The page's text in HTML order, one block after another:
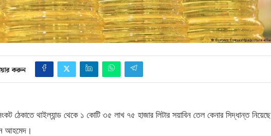
করুন
থাইল্যান্ড থেকে ১ কোটি ৩৫ লাখ ৭৫ হাজার লিটার সয়াবিন তেল কেনার সিদ্ধান্ত নিয়েছে
আহমেদ।